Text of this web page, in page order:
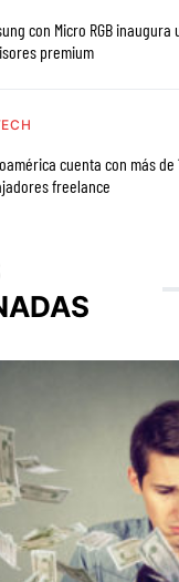
con Micro RGB
premium
cuenta con más de
freelance